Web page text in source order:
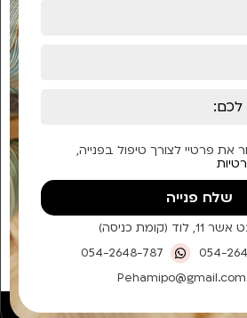
פרטיי לצורך טיפול בפנייה,
שלח פנייה
לוד (קומת כניסה)
054-
054-2648-787
Pehamipo@gmail.com